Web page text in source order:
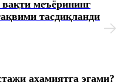
меъёрининг
тасдиқланди
аҳамиятга эгами?